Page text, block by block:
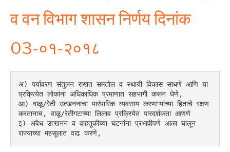
व वन विभाग शासन निर्णय दिनांक
03-०१-२०१८
अ) पर्यावरण संतुलन राखत समतोल व स्थायी विकास साधणे आणि या
प्रक्रियेत लोकांना अधिकाधिक प्रमाणात सहभागी करून घेणे,
आ) वाळू/रेती उत्खननाचा पारंपारिक व्यवसाय करणाऱ्यांच्या हिताचे रक्षण
करतानाच, वाळू/रेतीगटाच्या लिलाव प्रक्रियेत पारदर्शकता आणणे
इ) अवैध उत्खनन व वाहतूकीच्या घटनांना प्रभावीपणे आळा घालून
राज्याच्या महसूलात वाढ करणे,